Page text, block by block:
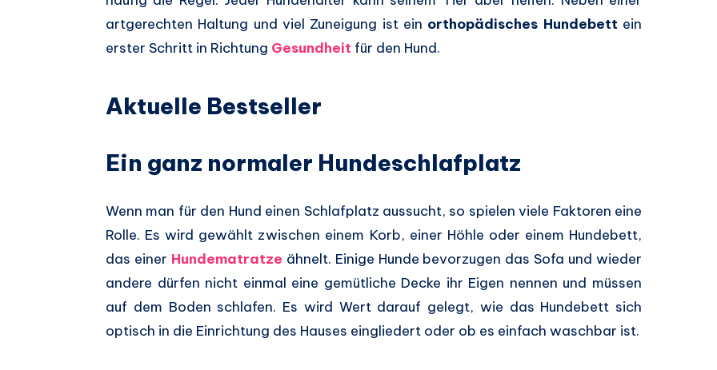
artgerechten Haltung und viel Zuneigung ist ein orthopädisches Hundebett ein
erster Schritt in Richtung Gesundheit für den Hund.
Aktuelle Bestseller
Ein ganz normaler Hundeschlafplatz
Wenn man für den Hund einen Schlafplatz aussucht, so spielen viele Faktoren eine
Rolle. Es wird gewählt zwischen einem Korb, einer Höhle oder einem Hundebett,
das einer Hundematratze ähnelt. Einige Hunde bevorzugen das Sofa und wieder
andere dürfen nicht einmal eine gemütliche Decke ihr Eigen nennen und müssen
auf dem Boden schlafen. Es wird Wert darauf gelegt, wie das Hundebett sich
optisch in die Einrichtung des Hauses eingliedert oder ob es einfach waschbar ist.